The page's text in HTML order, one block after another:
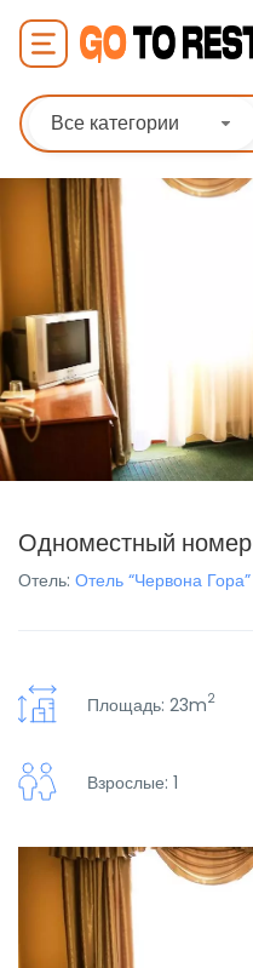
Все категории
Одноместный номер
Отель: Отель “Червона Гора”
Площадь: 23m2
Взрослые: 1